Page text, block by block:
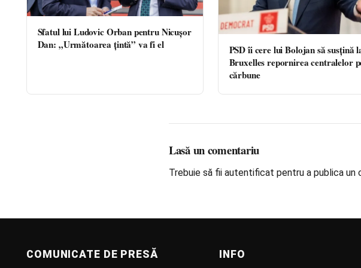
Sfatul lui Ludovic Orban pentru Nicușor
Dan: „Următoarea țintă” va fi el
PSD îi cere lui Bolojan să susțină
Bruxelles repornirea centralelor
cărbune
Lasă un comentariu
Trebuie să fii autentificat pentru a publica un
COMUNICATE DE PRESĂ INFO